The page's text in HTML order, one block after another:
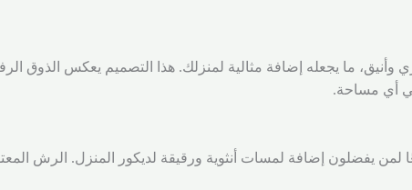
ما يجعله إضافة مثالية لمنزلك. هذا التصميم يعكس الذوق
أي مساحة.
لمن يفضلون إضافة لمسات أنثوية ورقيقة لديكور المنزل. الرش